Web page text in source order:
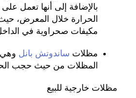
بالإضافة إلى أنها تعمل
الحرارة خلال المعرض،
مكيفات صحراوية في
مظلات ساندوتش بانل
المظلات من حيث حجب
مظلات خارجية للبيع